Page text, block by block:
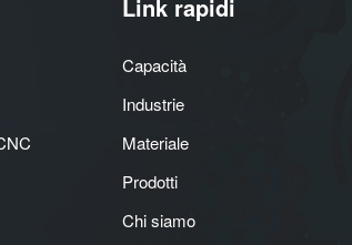
Link rapidi
Capacità
Industrie
Materiale
Prodotti
Chi siamo